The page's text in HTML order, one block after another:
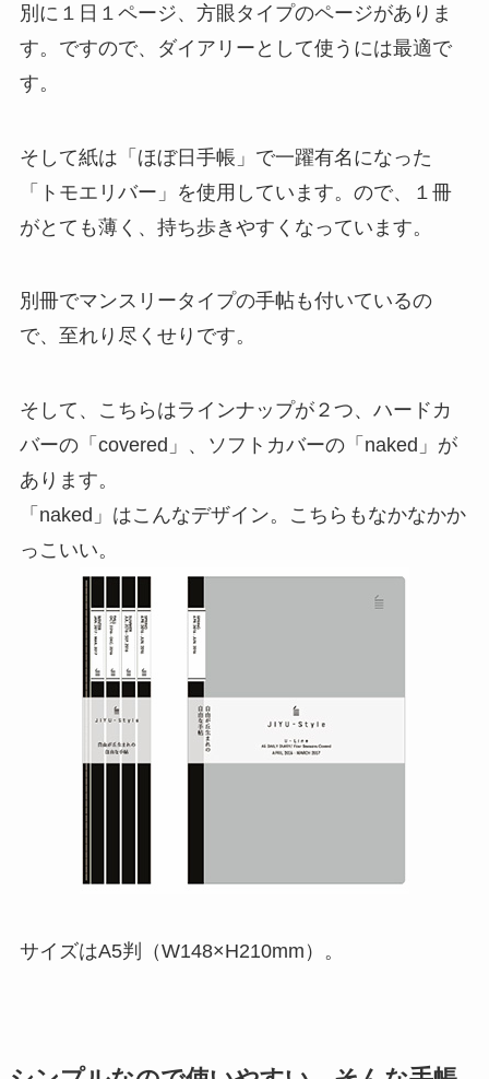
別に１日１ページ、方眼タイプのページがありま
す。ですので、ダイアリーとして使うには最適で
す。
そして紙は「ほぼ日手帳」で一躍有名になった
「トモエリバー」を使用しています。ので、１冊
がとても薄く、持ち歩きやすくなっています。
別冊でマンスリータイプの手帖も付いているの
で、至れり尽くせりです。
そして、こちらはラインナップが２つ、ハードカ
バーの「covered」、ソフトカバーの「naked」が
あります。
「naked」はこんなデザイン。こちらもなかなかか
っこいい。
サイズはA5判（W148×H210mm）。